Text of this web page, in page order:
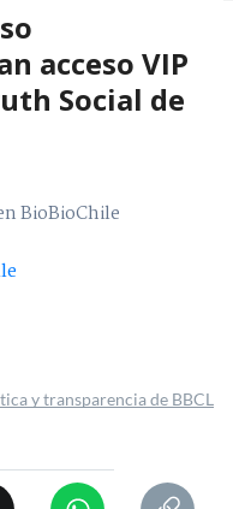
acceso VIP
Social de
BioBioChile
y transparencia de BBCL